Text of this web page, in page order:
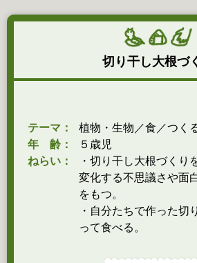
切り干し大根づ
テーマ：
植物・生物／食／つく
年 齢：
５歳児
ねらい：
・切り干し大根づくり
変化する不思議さや面
をもつ。
・自分たちで作った切
って食べる。